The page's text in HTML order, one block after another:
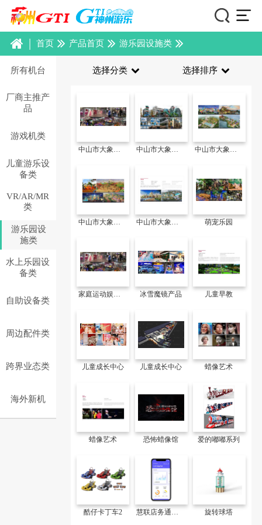
| 首页 产品首页 游乐园设施类
所有机台
厂商主推产
品
游戏机类
儿童游乐设
备类
VR/AR/MR
类
游乐园设
施类
水上乐园设
备类
自助设备类
周边配件类
跨界业态类
海外新机
选择分类 选择排序
萌宠乐园
家庭运动娱乐中心（运动馆） 冰雪魔镜产品 儿童早教
儿童成长中心 儿童成长中心 蜡像艺术
蜡像艺术 恐怖蜡像馆 爱的嘟嘟系列
酷仔卡丁车2 慧联店务通（APP） 旋转球塔